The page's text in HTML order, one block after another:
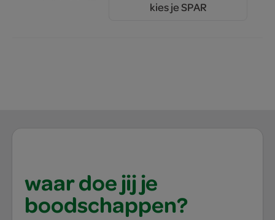
kies je SPAR
waar doe jij je
boodschappen?